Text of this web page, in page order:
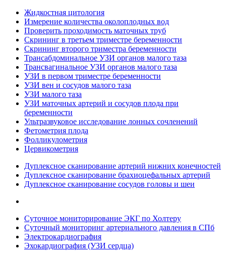
Жидкостная цитология
Измерение количества околоплодных вод
Проверить проходимость маточных труб
Скрининг в третьем триместре беременности
Скрининг второго триместра беременности
Трансабдоминальное УЗИ органов малого таза
Трансвагинальное УЗИ органов малого таза
УЗИ в первом триместре беременности
УЗИ вен и сосудов малого таза
УЗИ малого таза
УЗИ маточных артерий и сосудов плода при
беременности
Ультразвуковое исследование лонных сочленений
Фетометрия плода
Фолликулометрия
Цервикометрия
Дуплексное сканирование артерий нижних конечностей
Дуплексное сканирование брахиоцефальных артерий
Дуплексное сканирование сосудов головы и шеи
Суточное мониторирование ЭКГ по Холтеру
Суточный мониторинг артериального давления в СПб
Электрокардиография
Эхокардиография (УЗИ сердца)